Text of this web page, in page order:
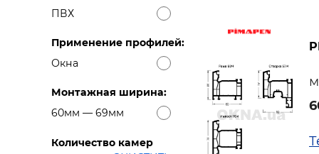
Медиа
Ворота
Куплю
Работа
Ворота
Решетки
ПВХ
Применение профилей:
Окна
Монтажная ширина:
60мм — 69мм
Количество камер